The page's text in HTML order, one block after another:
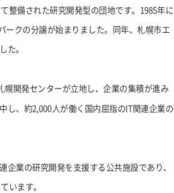
整備された研究開発型の団地です。1985年に
ークの分譲が始まりました。同年、札幌市エ
た。
開発センターが立地し、企業の集積が進み
し、約2,000人が働く国内屈指のIT関連企業の
業の研究開発を支援する公共施設であり、
います。